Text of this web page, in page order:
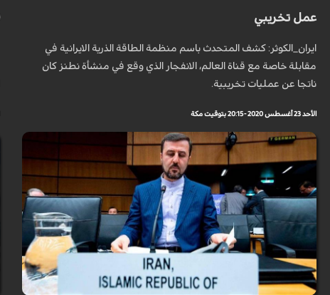
عمل تخريبي
ايران_الكوثر: كشف المتحدث باسم منظمة الطاقة الذرية الايرانية في
مقابلة خاصة مع قناة العالم، الانفجار الذي وقع في منشأة نطنز كان
ناتجا عن عمليات تخريبية.
الأحد 23 أغسطس 2020 - 20:15 بتوقيت مكة